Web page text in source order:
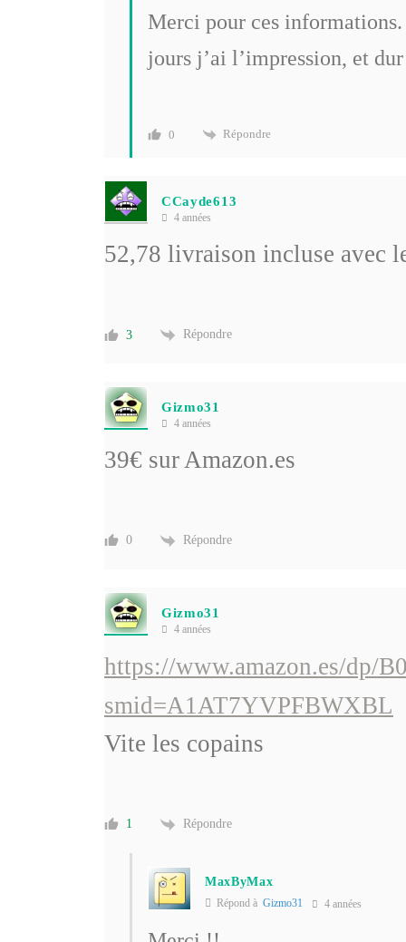
Merci pour ces
jours j’ai l’impression, et
0 Répondre
CCayde613
4 années
52,78 livraison incluse avec
3 Répondre
Gizmo31
4 années
39€ sur Amazon.es
0 Répondre
Gizmo31
4 années
https://www.amazon.es/dp/
smid=A1AT7YVPFBWXBL
Vite les copains
1 Répondre
MaxByMax
Répond à Gizmo31 4 années